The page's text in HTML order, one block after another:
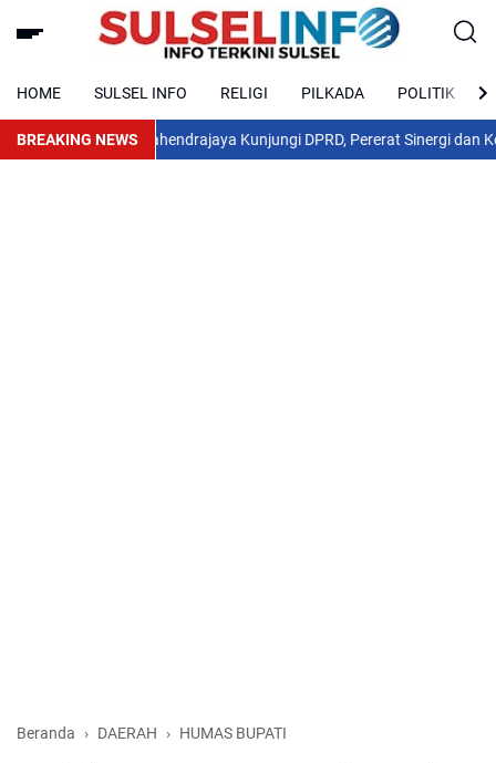
HOME SULSEL INFO RELIGI PILKADA POLITIK
BREAKING NEWS
Douglas Mahendrajaya Kunjungi DPRD, Pererat Sinergi dan
Beranda DAERAH HUMAS BUPATI